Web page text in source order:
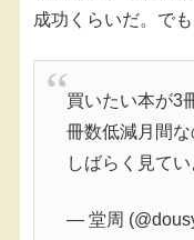
成功くらいだ。で
買いたい本が3
冊数低減月間
しばらく見てい
— 堂周